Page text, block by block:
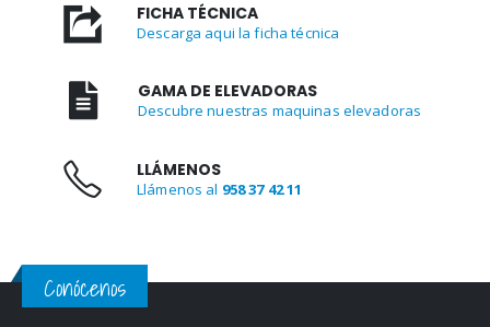
FICHA TÉCNICA
Descarga aqui la ficha técnica
GAMA DE ELEVADORAS
Descubre nuestras maquinas elevadoras
LLÁMENOS
Llámenos al 958 37 42 11
Conócenos